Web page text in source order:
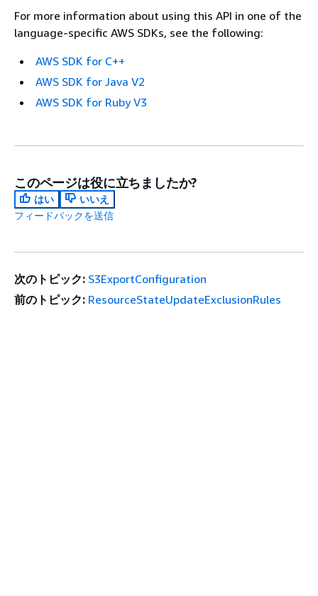
For more information about using this API in one of the
language-specific AWS SDKs, see the following:
AWS SDK for C++
AWS SDK for Java V2
AWS SDK for Ruby V3
このページは役に立ちましたか?
はい
いいえ
フィードバックを送信
次のトピック: S3ExportConfiguration
前のトピック: ResourceStateUpdateExclusionRules